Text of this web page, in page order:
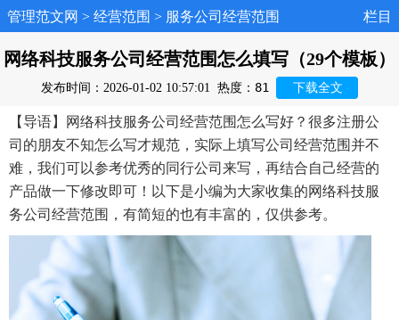
管理范文网 > 经营范围 > 服务公司经营范围 栏目
网络科技服务公司经营范围怎么填写（29个模板）
发布时间：2026-01-02 10:57:01 热度： 81 下载全文
【导语】网络科技服务公司经营范围怎么写好？很多注册公
司的朋友不知怎么写才规范，实际上填写公司经营范围并不
难，我们可以参考优秀的同行公司来写，再结合自己经营的
产品做一下修改即可！以下是小编为大家收集的网络科技服
务公司经营范围，有简短的也有丰富的，仅供参考。